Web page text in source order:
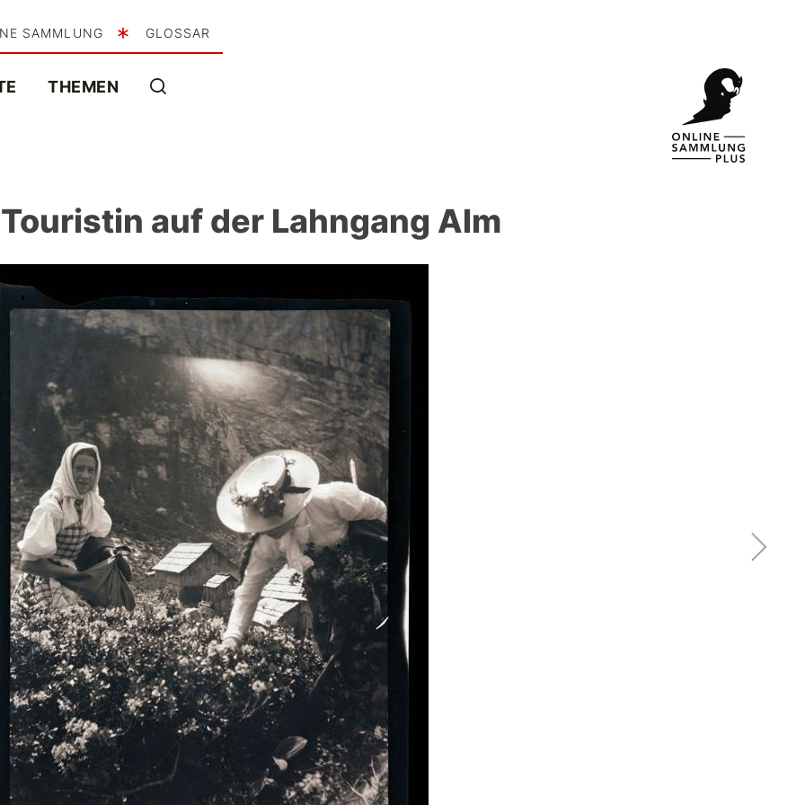
SAMMLUNG GLOSSAR
THEMEN
auf der Lahngang Alm